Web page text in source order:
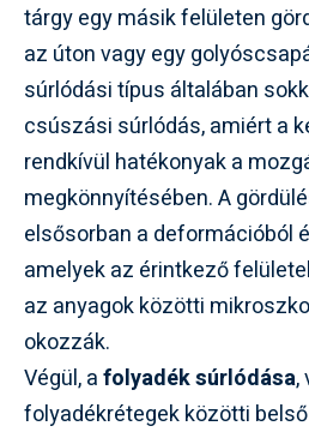
tárgy egy másik felületen
az úton vagy egy
súrlódási típus általában
csúszási súrlódás, amiért a
rendkívül hatékonyak a
megkönnyítésében. A
elsősorban a deformációból
amelyek az érintkező
az anyagok közötti
okozzák.
Végül, afolyadék súrlódása,
folyadékrétegek közötti